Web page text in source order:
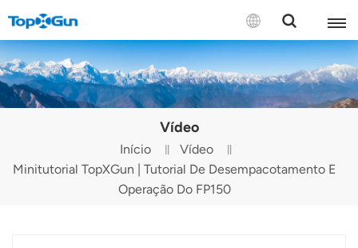
CONTATE-NOS
English
Русский
Vídeo
Início
Vídeo
Minitutorial TopXGun | Tutorial De Desempacotamento E
Operação Do FP150